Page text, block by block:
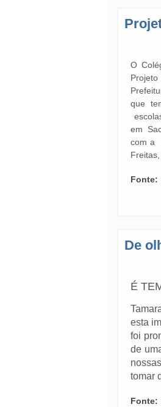
O
que
em
com a
Fonte:
De
É
esta
foi
de
tomar
Fonte: